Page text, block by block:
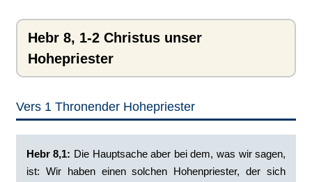
Hebr 8, 1-2 Christus unser
Hohepriester
Vers 1 Thronender Hohepriester
Hebr 8,1: Die Hauptsache aber bei dem, was wir sagen,
ist: Wir haben einen solchen Hohenpriester, der sich